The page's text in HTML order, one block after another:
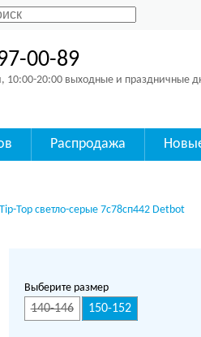
00-89
10:00-20:00 выходные и праздничные
Распродажа
Top светло-серые 7с78сп442 Detbot
Выберите размер
140-146 150-152